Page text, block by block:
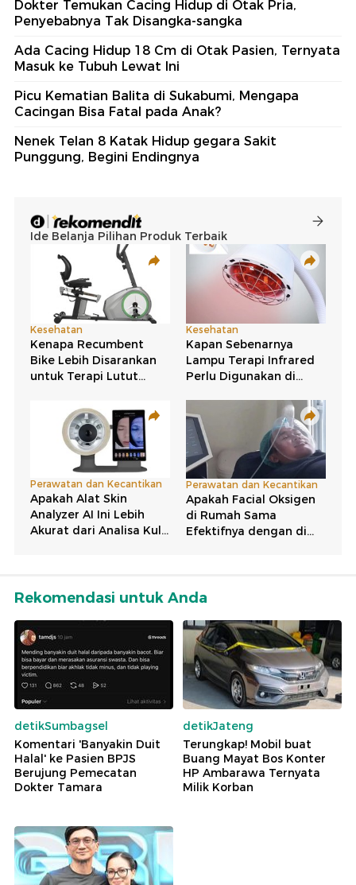
Dokter Temukan Cacing Hidup di Otak Pria,
Penyebabnya Tak Disangka-sangka
Ada Cacing Hidup 18 Cm di Otak Pasien, Ternyata
Masuk ke Tubuh Lewat Ini
Picu Kematian Balita di Sukabumi, Mengapa
Cacingan Bisa Fatal pada Anak?
Nenek Telan 8 Katak Hidup gegara Sakit
Punggung, Begini Endingnya
Rekomendasi untuk Anda
detikSumbagsel
Komentari 'Banyakin Duit
Halal' ke Pasien BPJS
Berujung Pemecatan
Dokter Tamara
detikJateng
Terungkap! Mobil buat
Buang Mayat Bos Konter
HP Ambarawa Ternyata
Milik Korban